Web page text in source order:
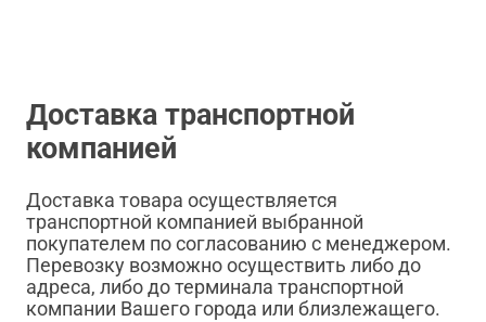
Доставка транспортной
компанией
Доставка товара осуществляется
транспортной компанией выбранной
покупателем по согласованию с менеджером.
Перевозку возможно осуществить либо до
адреса, либо до терминала транспортной
компании Вашего города или близлежащего.